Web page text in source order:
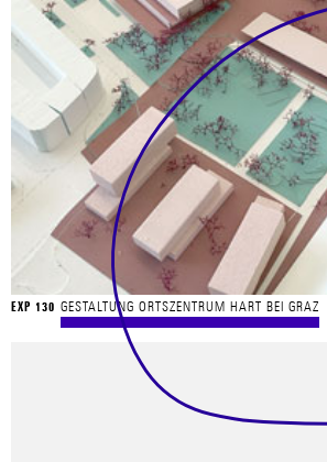
EXP 130 GESTALTUNG ORTSZENTRUM HART BEI GRAZ